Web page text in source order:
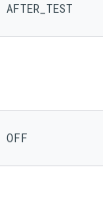
AFTER_TEST
OFF